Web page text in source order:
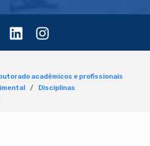
acadêmicos e profissionais
Disciplinas